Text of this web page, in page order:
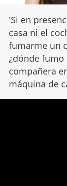
'Si en
casa ni el
fumarme un
¿dónde fumo
compañera
máquina de